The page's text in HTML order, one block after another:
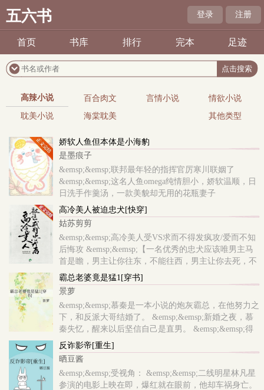
五六书 登录 注册
首页 书库 排行 完本 足迹
高辣小说 百合肉文 言情小说
情欲小说
耽美小说
海棠耽美 其他类型
娇软人鱼但本体是小海豹
是墨痕子
&emsp;&emsp;联邦最年轻的指挥官厉寒川联姻了
&emsp;&emsp;这名人鱼omega纯情胆小，娇软温顺，日
日洗手作羹汤，一款美貌却无用的花瓶妻子
&emsp;&emsp;新婚当晚，他俊脸一沉，没等..
高冷美人被迫忠犬[快穿]
姑苏剪剪
&emsp;&emsp;高冷美人受VS求而不得发疯攻/爱而不知
后悔攻 &emsp;&emsp;【一名优秀的忠犬应该唯男主马
首是瞻，男主让你往东，不能往西，男主让你去死，不
能苟活。】 &emsp;&emsp;【一名优秀的忠犬应该将男
主的安危放在首位，男主生病你陪护，男主..
霸总老婆竟是猛1[穿书]
景萝
&emsp;&emsp;慕秦是一本小说的炮灰霸总，在他努力之
下，和反派大哥结婚了。 &emsp;&emsp;新婚之夜，慕
秦失忆，醒来以后坚信自己是直男。 &emsp;&emsp;得
知自己老婆是男人，慕秦：这不合理，我怎么是弯的？
&emsp;&emsp;为恢复记忆，慕秦勉强和大哥生活在..
反诈影帝[重生]
晒豆酱
&emsp;&emsp;受视角： &emsp;&emsp;二线明星林凡星
参演的电影上映在即，爆红就在眼前，他却车祸身亡。